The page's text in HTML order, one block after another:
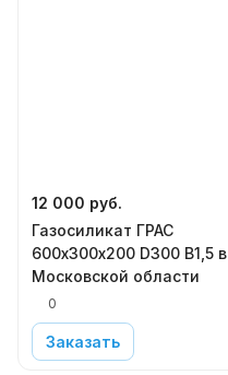
12 000 руб.
Газосиликат ГРАС
600х300х200 D300 В1,5 в
Московской области
0
Заказать